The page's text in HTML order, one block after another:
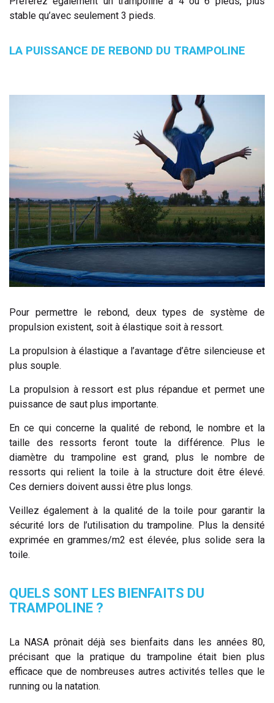
stable qu’avec seulement 3 pieds.
LA PUISSANCE DE REBOND DU TRAMPOLINE
Pour permettre le rebond, deux types de système de
propulsion existent, soit à élastique soit à ressort.
La propulsion à élastique a l’avantage d’être silencieuse et
plus souple.
La propulsion à ressort est plus répandue et permet une
puissance de saut plus importante.
En ce qui concerne la qualité de rebond, le nombre et la
taille des ressorts feront toute la différence. Plus le
diamètre du trampoline est grand, plus le nombre de
ressorts qui relient la toile à la structure doit être élevé.
Ces derniers doivent aussi être plus longs.
Veillez également à la qualité de la toile pour garantir la
sécurité lors de l’utilisation du trampoline. Plus la densité
exprimée en grammes/m2 est élevée, plus solide sera la
toile.
QUELS SONT LES BIENFAITS DU
TRAMPOLINE ?
La NASA prônait déjà ses bienfaits dans les années 80,
précisant que la pratique du trampoline était bien plus
efficace que de nombreuses autres activités telles que le
running ou la natation.